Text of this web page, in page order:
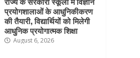
नैनीताल और मसूरी में सप्ताहांत से
पहले पर्यटकों की बढ़ी आवाजाही,
पर्यटन कारोबार में लौटी रौनक
August 6, 2026